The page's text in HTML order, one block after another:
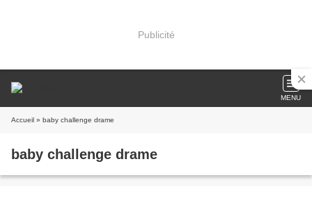
Publicité
MENU
Accueil » baby challenge drame
baby challenge drame